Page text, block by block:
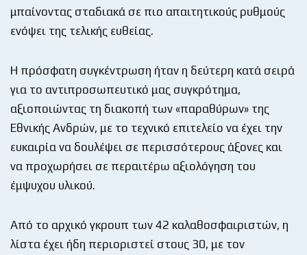
μπαίνοντας σταδιακά σε πιο απαιτητικούς ρυθμούς
ενόψει της τελικής ευθείας.
Η πρόσφατη συγκέντρωση ήταν η δεύτερη κατά σειρά
για το αντιπροσωπευτικό μας συγκρότημα,
αξιοποιώντας τη διακοπή των «παραθύρων» της
Εθνικής Ανδρών, με το τεχνικό επιτελείο να έχει την
ευκαιρία να δουλέψει σε περισσότερους άξονες και
να προχωρήσει σε περαιτέρω αξιολόγηση του
έμψυχου υλικού.
Από το αρχικό γκρουπ των 42 καλαθοσφαιριστών, η
λίστα έχει ήδη περιοριστεί στους 30, με τον